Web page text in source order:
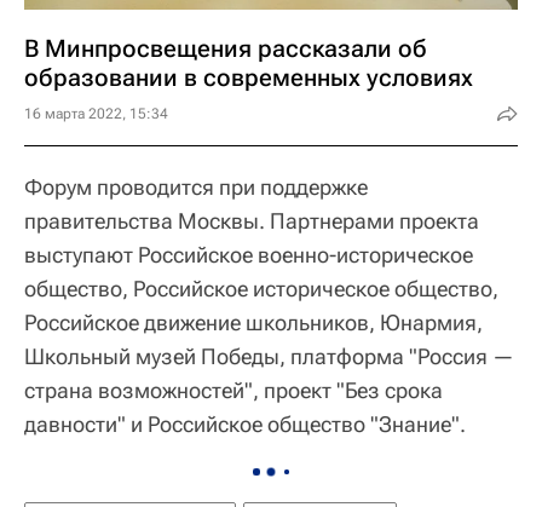
В Минпросвещения рассказали об
образовании в современных условиях
16 марта 2022, 15:34
Форум проводится при поддержке
правительства Москвы. Партнерами проекта
выступают Российское военно-историческое
общество, Российское историческое общество,
Российское движение школьников, Юнармия,
Школьный музей Победы, платформа "Россия —
страна возможностей", проект "Без срока
давности" и Российское общество "Знание".